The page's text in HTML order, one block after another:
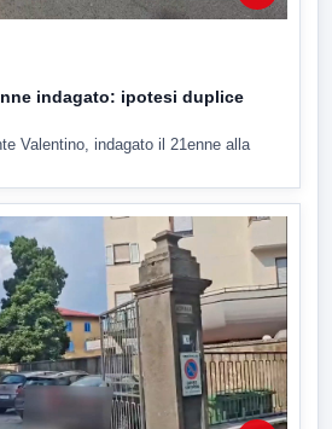
indagato: ipotesi duplice
Valentino, indagato il 21enne alla